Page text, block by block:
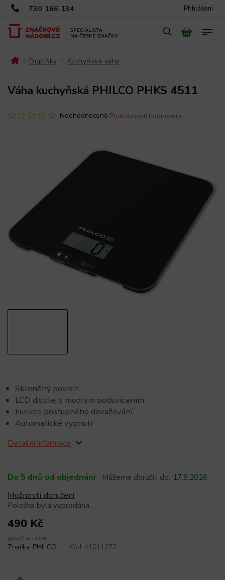
730 166 134 Přihlášení
Doplňky Kuchyňské váhy
Váha kuchyňská PHILCO PHKS 4511
Neohodnoceno Podrobnosti hodnocení
490 Kč
405 Kč bez DPH
Do 5 dnů od objednání Můžeme doručit do: 17.8.2026
Možnosti doručení
Položka byla vyprodána…
Skleněný povrch
LCD displej s modrým podsvícením
Funkce postupného dovažování
Automatické vypnutí
Detailní informace
Značka: PHILCO Kód: 41011272